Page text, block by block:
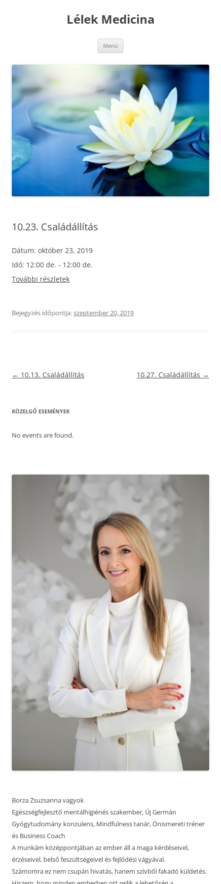
Lélek Medicina
Menü
10.23. Családállítás
Dátum: október 23, 2019
Idő: 12:00 de. - 12:00 de.
További részletek
Bejegyzés időpontja:szeptember 20, 2019
Bejegyzés
← 10.13. Családállítás 10.27. Családállítás →
KÖZELGŐ ESEMÉNYEK
No events are found.
Borza Zsuzsanna vagyok
Egészségfejlesztő mentálhigiénés szakember, Új Germán
Gyógytudomány konzulens, Mindfulness tanár, Önismereti tréner
és Business Coach
A munkám középpontjában az ember áll a maga kérdéseivel,
érzéseivel, belső feszültségeivel és fejlődési vágyával.
Számomra ez nem csupán hivatás, hanem szívből fakadó küldetés.